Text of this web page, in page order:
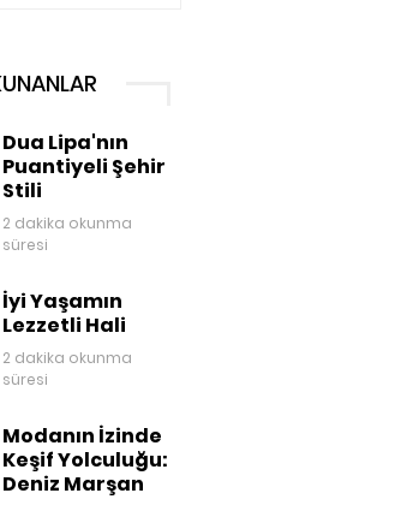
Dua Lipa'nın
Puantiyeli Şehir
Stili
2 dakika okunma
süresi
İyi Yaşamın
Lezzetli Hali
2 dakika okunma
süresi
Modanın İzinde
Keşif Yolculuğu:
Deniz Marşan